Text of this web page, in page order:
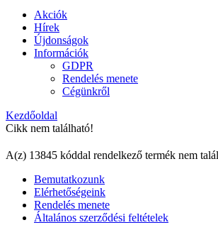
Akciók
Hírek
Újdonságok
Információk
GDPR
Rendelés menete
Cégünkről
Kezdőoldal
Cikk nem található!
A(z) 13845 kóddal rendelkező termék nem
Bemutatkozunk
Elérhetőségeink
Rendelés menete
Általános szerződési feltételek